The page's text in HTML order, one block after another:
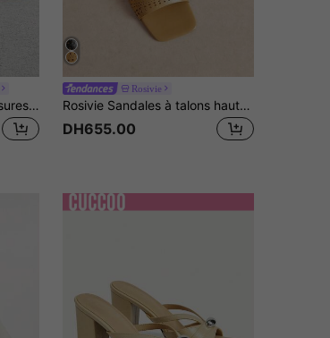
CUCCOO BIZCHIC Chaussures pour femmes à bout carré, tongs chaton et abricot, sandales à talons hauts, élégantes et confortables, polyvalentes pour le quotidien et les trajets, sandales et pantoufles pour femmes
Rosivie
Rosivie Sandales à talons hauts ajourées style français pour femmes, port quotidien, été, nouvelles, bout ouvert, vacances au bord de , élégantes, confortables, pantoufles de ville
DH655.00